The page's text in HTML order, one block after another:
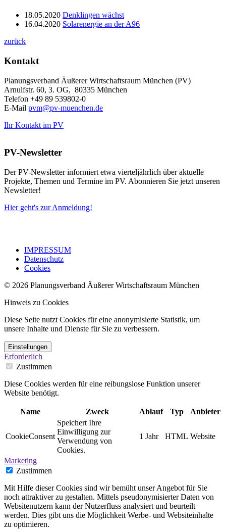
18.05.2020 Denklingen wächst
16.04.2020 Solarenergie an der A96
zurück
Kontakt
Planungsverband Äußerer Wirtschaftsraum München (PV)
Arnulfstr. 60, 3. OG, 80335 München
Telefon +49 89 539802-0
E-Mail pvm@pv-muenchen.de
Ihr Kontakt im PV
PV-Newsletter
Der PV-Newsletter informiert etwa vierteljährlich über aktuelle
Projekte, Themen und Termine im PV. Abonnieren Sie jetzt unseren
Newsletter!
Hier geht's zur Anmeldung!
IMPRESSUM
Datenschutz
Cookies
© 2026 Planungsverband Äußerer Wirtschaftsraum München
Hinweis zu Cookies
Diese Seite nutzt Cookies für eine anonymisierte Statistik, um
unsere Inhalte und Dienste für Sie zu verbessern.
Einstellungen
Erforderlich
Zustimmen
Diese Cookies werden für eine reibungslose Funktion unserer
Website benötigt.
Name Zweck Ablauf Typ Anbieter
CookieConsent
Speichert Ihre
Einwilligung zur
Verwendung von
Cookies.
1 Jahr HTML Website
Marketing
Zustimmen
Mit Hilfe dieser Cookies sind wir bemüht unser Angebot für Sie
noch attraktiver zu gestalten. Mittels pseudonymisierter Daten von
Websitenutzern kann der Nutzerfluss analysiert und beurteilt
werden. Dies gibt uns die Möglichkeit Werbe- und Websiteinhalte
zu optimieren.